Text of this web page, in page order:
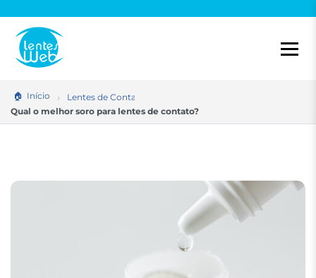
para
conteúdo
Início
Lentes de Contato
Qual o melhor soro para lentes de contato?